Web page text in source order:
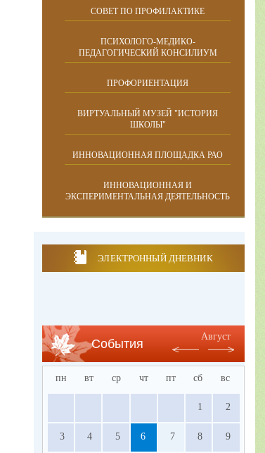
СОВЕТ ПО ПРОФИЛАКТИКЕ
ПСИХОЛОГО-МЕДИКО-
ПЕДАГОГИЧЕСКИЙ КОНСИЛИУМ
ПРОФОРИЕНТАЦИЯ
ВИРТУАЛЬНЫЙ МУЗЕЙ "ИСТОРИЯ
ШКОЛЫ"
ИННОВАЦИОННАЯ ПЛОЩАДКА РАО
ИННОВАЦИОННАЯ И
ЭКСПЕРИМЕНТАЛЬНАЯ ДЕЯТЕЛЬНОСТЬ
ЭЛЕКТРОННЫЙ ДНЕВНИК
События
Август
пн вт ср чт пт сб вс
1 2
3 4 5 6 7 8 9